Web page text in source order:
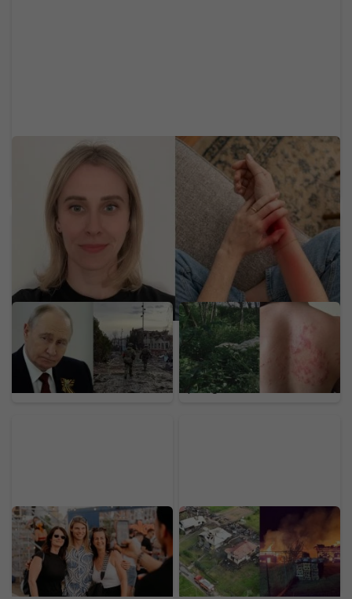
Neurologička odporúča metódu 60-5-3-30:
Mravčenie v končatinách môže byť neškodnou
reakciou na tlak, ale aj varovným signálom
Putin chystá anexiu v
ďalšej krajine. Štyri štáty
NATO varujú pred
hrozbou pre Európu
Na Slovensku sa šíri
nebezpečný gigant z
Kaukazu: Pozor na
rastlinu, ktorej dotyk
spôsobuje bolestivé
pľuzgiere
Nájdeš sa na našich
fotkách? Toto je
LOVESTREAM deň druhý
očami našej redakcie
(FOTOGALÉRIA)
Nočný požiar na
Horehroní spálil 10
stavieb: Hasiči priamo na
mieste odhalili podozrivú
príčinu